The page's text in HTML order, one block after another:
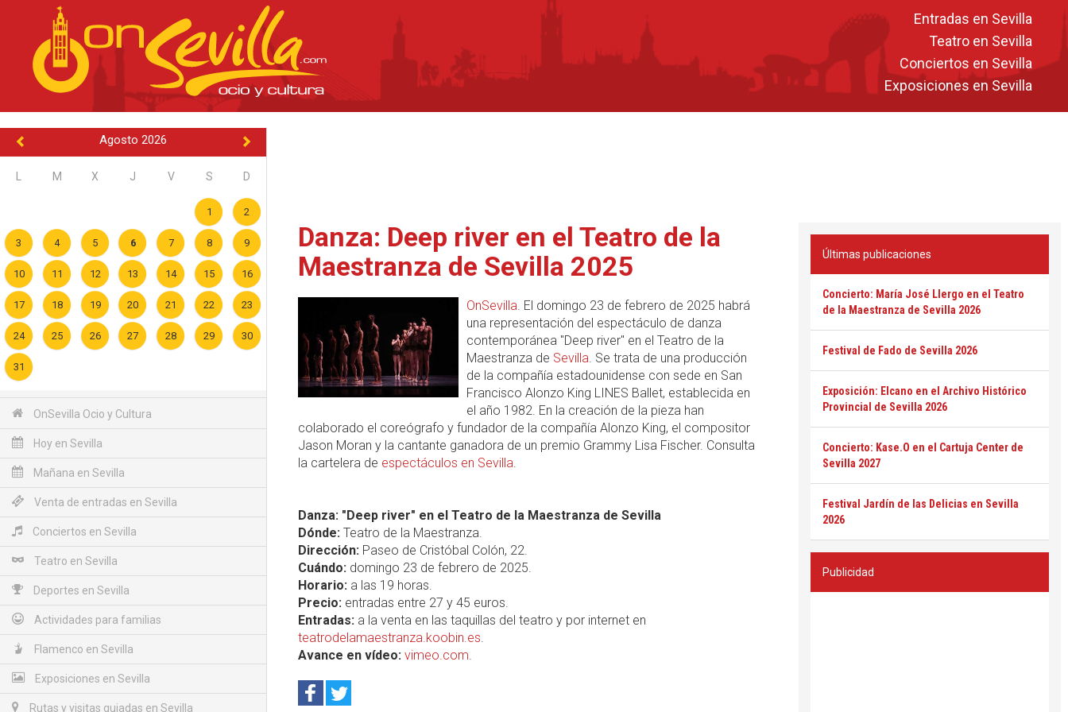
Entradas en Sevilla
Teatro en Sevilla
Conciertos en Sevilla
Exposiciones en Sevilla
Agosto 2026
M X J V S D
1 2
3 4 5 6 7 8 9
10 11 12 13 14 15 16
17 18 19 20 21 22 23
24 25 26 27 28 29 30
31
OnSevilla Ocio y Cultura
Hoy en Sevilla
Mañana en Sevilla
Venta de entradas en Sevilla
Conciertos en Sevilla
Teatro en Sevilla
Deportes en Sevilla
Actividades para familias
Flamenco en Sevilla
Exposiciones en Sevilla
Rutas y visitas guiadas en Sevilla
Danza: Deep river en el Teatro de la
Maestranza de Sevilla 2025
OnSevilla. El domingo 23 de febrero de 2025 habrá
una representación del espectáculo de danza
contemporánea "Deep river" en el Teatro de la
Maestranza de Sevilla. Se trata de una producción
de la compañía estadounidense con sede en San
Francisco Alonzo King LINES Ballet, establecida en
el año 1982. En la creación de la pieza han
colaborado el coreógrafo y fundador de la compañía Alonzo King, el compositor
Jason Moran y la cantante ganadora de un premio Grammy Lisa Fischer. Consulta
la cartelera de espectáculos en Sevilla.
Danza: "Deep river" en el Teatro de la Maestranza de Sevilla
Dónde: Teatro de la Maestranza.
Dirección: Paseo de Cristóbal Colón, 22.
Cuándo: domingo 23 de febrero de 2025.
Horario: a las 19 horas.
Precio: entradas entre 27 y 45 euros.
Entradas: a la venta en las taquillas del teatro y por internet en
teatrodelamaestranza.koobin.es.
Avance en vídeo: vimeo.com.
Últimas publicaciones
Concierto: María José Llergo en el Teatro
de la Maestranza de Sevilla 2026
Festival de Fado de Sevilla 2026
Exposición: Elcano en el Archivo Histórico
Provincial de Sevilla 2026
Concierto: Kase.O en el Cartuja Center de
Sevilla 2027
Festival Jardín de las Delicias en Sevilla
2026
Publicidad